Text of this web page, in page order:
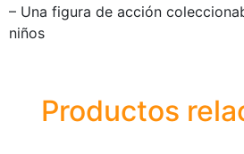
– Una figura de acción
niños
Productos